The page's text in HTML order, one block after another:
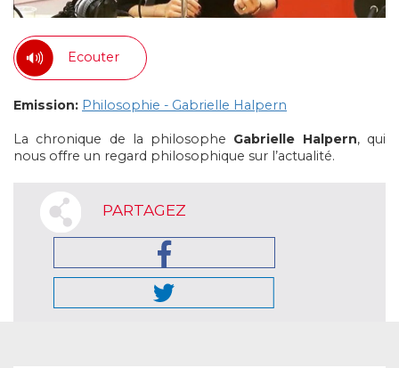
Ecouter
Emission: Philosophie - Gabrielle Halpern
La chronique de la philosophe Gabrielle Halpern, qui
nous offre un regard philosophique sur l’actualité.
PARTAGEZ